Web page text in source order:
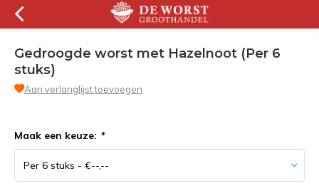
Gedroogde worst met Hazelnoot (Per 6
stuks)
Aan verlanglijst toevoegen
Maak een keuze: *